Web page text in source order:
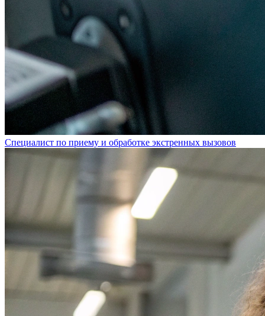
Специалист по приему и обработке экстренных вызовов